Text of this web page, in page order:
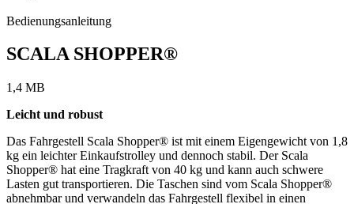
Bedienungsanleitung
SCALA SHOPPER®
1,4 MB
Leicht und robust
Das Fahrgestell Scala Shopper® ist mit einem Eigengewicht von 1,8
kg ein leichter Einkaufstrolley und dennoch stabil. Der Scala
Shopper® hat eine Tragkraft von 40 kg und kann auch schwere
Lasten gut transportieren. Die Taschen sind vom Scala Shopper®
abnehmbar und verwandeln das Fahrgestell flexibel in einen